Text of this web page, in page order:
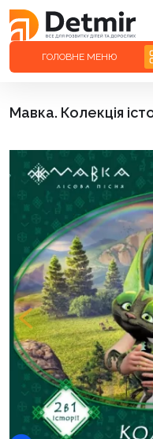
ГОЛОВНЕ МЕНЮ
Мавка. Колекція